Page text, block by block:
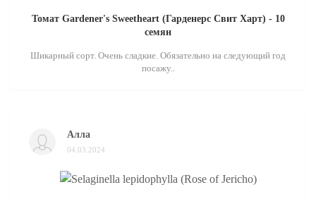
Томат Gardener's Sweetheart (Гарденерс Свит Харт) - 10
семян
Шикарный сорт. Очень сладкие. Обязательно на следующий год
посажу..
Алла
04.03.2024